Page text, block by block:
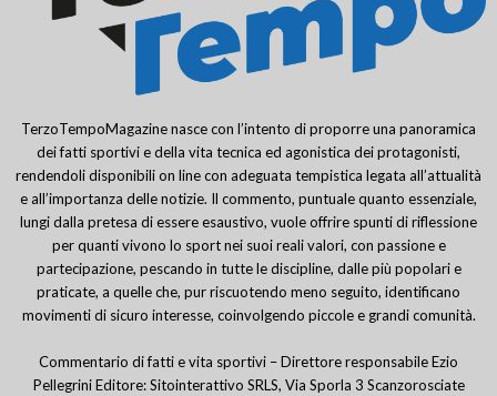
TerzoTempoMagazine nasce con l’intento di proporre una panoramica
dei fatti sportivi e della vita tecnica ed agonistica dei protagonisti,
rendendoli disponibili on line con adeguata tempistica legata all’attualità
e all’importanza delle notizie. Il commento, puntuale quanto essenziale,
lungi dalla pretesa di essere esaustivo, vuole offrire spunti di riflessione
per quanti vivono lo sport nei suoi reali valori, con passione e
partecipazione, pescando in tutte le discipline, dalle più popolari e
praticate, a quelle che, pur riscuotendo meno seguito, identificano
movimenti di sicuro interesse, coinvolgendo piccole e grandi comunità.
Commentario di fatti e vita sportivi – Direttore responsabile Ezio
Pellegrini Editore: Sitointerattivo SRLS, Via Sporla 3 Scanzorosciate